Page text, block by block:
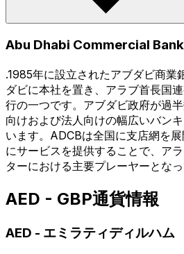
Abu Dhabi Commercial
.1985年に設立されたアブダビ商業
ダビに本社を置き、アラブ首長国
行の一つです。アブダビ政府が過
向けおよび法人向けの幅広いバン
います。ADCBは全国に支店網を
にサービスを提供することで、ア
ターにおける主要プレーヤーとなっ
AED - GBP通貨情報
AED - エミラティディルハム